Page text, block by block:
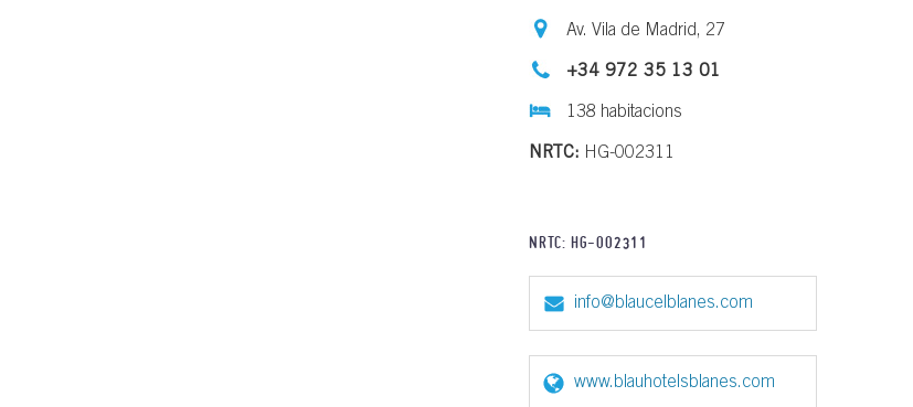
Av. Vila de Madrid, 27
+34 972 35 13 01
138 habitacions
NRTC: HG-002311
NRTC: HG-002311
info@blaucelblanes.com
www.blauhotelsblanes.com